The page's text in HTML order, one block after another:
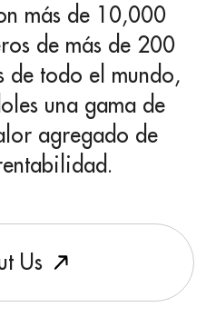
más de 10,000
de más de 200
de todo el mundo,
una gama de
agregado de
t Us